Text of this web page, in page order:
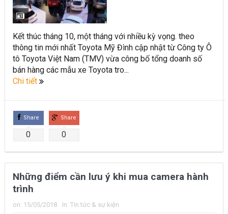
Kết thúc tháng 10, một tháng với nhiều kỳ vọng. theo
thông tin mới nhất Toyota Mỹ Đình cập nhật từ Công ty Ô
tô Toyota Việt Nam (TMV) vừa công bố tổng doanh số
bán hàng các mẫu xe Toyota tro...
Chi tiết
Share
0
Share
0
Những điểm cần lưu ý khi mua camera hành
trình
on: 15/05/2018 In: Tin tức & sự kiện